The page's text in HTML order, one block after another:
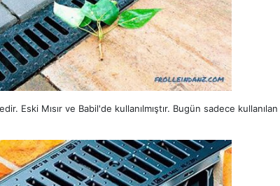
Eski Mısır ve Babil'de kullanılmıştır. Bugün sadece